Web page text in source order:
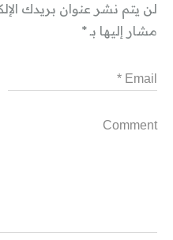
لن يتم نشر عنوان بريدك
مشار إليها بـ*